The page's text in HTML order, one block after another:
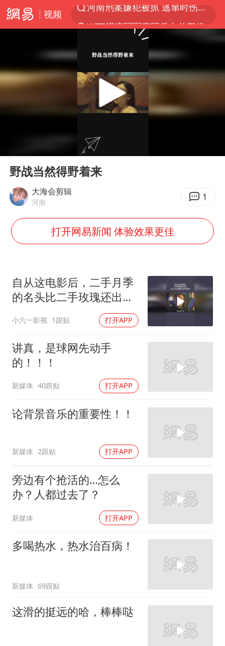
视频
光影经济撬动暑期消费新蓝海
新疆优化调整景区内自驾服务费
泰国初中生饮弹自尽前开了26枪
全民健身事业高质量发展
几元成本的AI广告导致千万市值蒸发
茅台部分直营店飞天茅台提价
酒店回应车内过夜被收150元
黄金牛市回来了吗
酒店花洒现排泄物住客索赔遭拒
杭州全市有序停课
乐享全民健身 共筑健康中国
Play
野战当然得野着来
大海会剪辑
河南 1
打开网易新闻 体验效果更佳
自从这电影后，二手月季
的名头比二手玫瑰还出名
小六一影视 1跟贴 打开APP
讲真，是球网先动手
的！！！
新媒体 40跟贴 打开APP
论背景音乐的重要性！！
新媒体 2跟贴 打开APP
旁边有个抢活的…怎么
办？人都过去了？
新媒体 打开APP
多喝热水，热水治百病！
新媒体 69跟贴
这滑的挺远的哈，棒棒哒